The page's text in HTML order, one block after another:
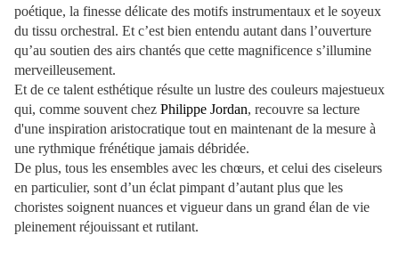
poétique, la finesse délicate des motifs instrumentaux et le soyeux
du tissu orchestral. Et c’est bien entendu autant dans l’ouverture
qu’au soutien des airs chantés que cette magnificence s’illumine
merveilleusement.
Et de ce talent esthétique résulte un lustre des couleurs majestueux
qui, comme souvent chez Philippe Jordan, recouvre sa lecture
d'une inspiration aristocratique tout en maintenant de la mesure à
une rythmique frénétique jamais débridée.
De plus, tous les ensembles avec les chœurs, et celui des ciseleurs
en particulier, sont d’un éclat pimpant d’autant plus que les
choristes soignent nuances et vigueur dans un grand élan de vie
pleinement réjouissant et rutilant.